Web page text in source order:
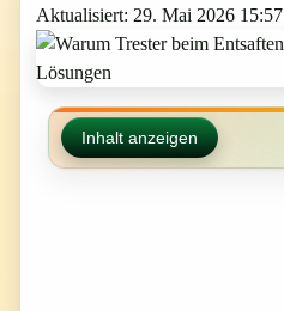
Aktualisiert: 29. Mai 2026 15:57
Inhalt anzeigen